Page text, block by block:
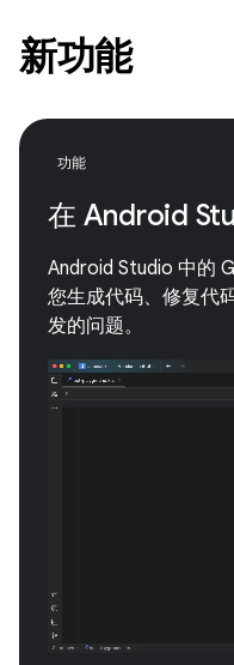
新功能
功能
在 Android
Android Studio 中的
您生成代码、修复代
发的问题。